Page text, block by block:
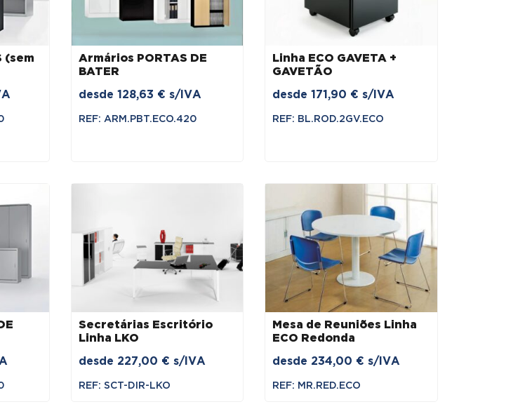
(sem
Armários PORTAS DE
BATER
desde 128,63 € s/IVA
REF: ARM.PBT.ECO.420
Linha ECO GAVETA +
GAVETÃO
desde 171,90 € s/IVA
REF: BL.ROD.2GV.ECO
Secretárias Escritório
Linha LKO
desde 227,00 € s/IVA
REF: SCT-DIR-LKO
Mesa de Reuniões Linha
ECO Redonda
desde 234,00 € s/IVA
REF: MR.RED.ECO